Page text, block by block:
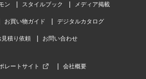
ン スタイルブック メディア掲載
お買い物ガイド デジタルカタログ
見積り依頼 お問い合わせ
レートサイト 会社概要